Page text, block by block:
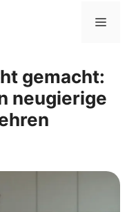
gemacht:
neugierige